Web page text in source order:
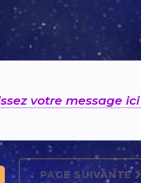
votre message ici
PAGE SUIVANTE